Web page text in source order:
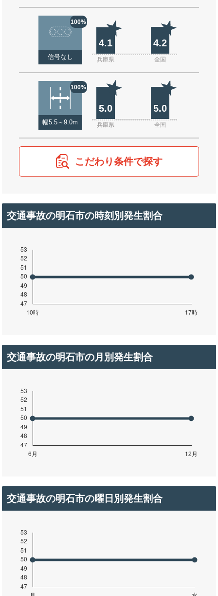
100%
信号なし
4.1 4.2
兵庫県 全国
100%
幅5.5～9.0m
5.0 5.0
兵庫県 全国
こだわり条件で探す
交通事故の明石市の時刻別発生割合
交通事故の明石市の月別発生割合
交通事故の明石市の曜日別発生割合